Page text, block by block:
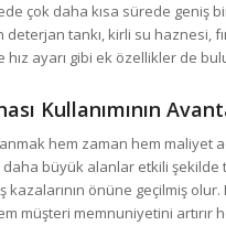
çok daha kısa sürede geniş
tankı, kirli su haznesi,
ayarı gibi ek özellikler de
Kullanımının
hem zaman hem maliyet
daha büyük alanlar etkili
iş kazalarının önüne geçilmiş
müşteri memnuniyetini artırır